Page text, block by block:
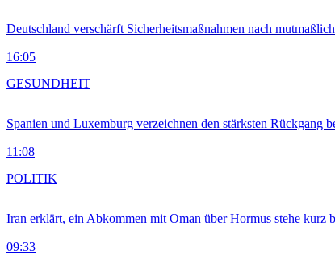
Deutschland verschärft Sicherheitsmaßnahmen nach
16:05
Spanien und Luxemburg verzeichnen den stärksten Rückgang
11:08
GESUNDHEIT
Iran erklärt, ein Abkommen mit Oman über Hormus stehe
09:33
POLITIK